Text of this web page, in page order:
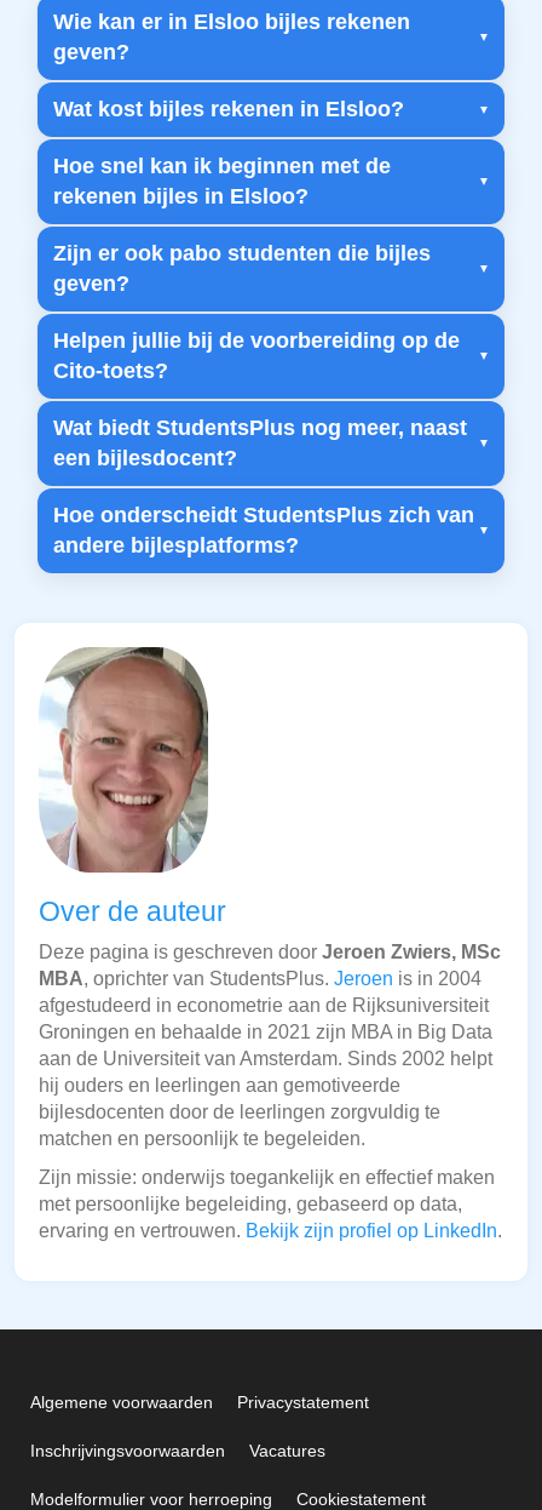
Wie kan er in Elsloo bijles rekenen
geven?
Wat kost bijles rekenen in Elsloo?
Hoe snel kan ik beginnen met de
rekenen bijles in Elsloo?
Zijn er ook pabo studenten die bijles
geven?
Helpen jullie bij de voorbereiding op de
Cito-toets?
Wat biedt StudentsPlus nog meer, naast
een bijlesdocent?
Hoe onderscheidt StudentsPlus zich van
andere bijlesplatforms?
Over de auteur
Deze pagina is geschreven door Jeroen Zwiers, MSc
MBA, oprichter van StudentsPlus. Jeroen is in 2004
afgestudeerd in econometrie aan de Rijksuniversiteit
Groningen en behaalde in 2021 zijn MBA in Big Data
aan de Universiteit van Amsterdam. Sinds 2002 helpt
hij ouders en leerlingen aan gemotiveerde
bijlesdocenten door de leerlingen zorgvuldig te
matchen en persoonlijk te begeleiden.
Zijn missie: onderwijs toegankelijk en effectief maken
met persoonlijke begeleiding, gebaseerd op data,
ervaring en vertrouwen. Bekijk zijn profiel op LinkedIn.
Algemene voorwaarden Privacystatement
Inschrijvingsvoorwaarden Vacatures
Modelformulier voor herroeping Cookiestatement